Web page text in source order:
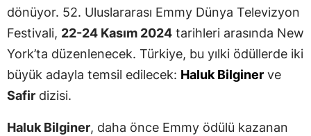
dönüyor. 52. Uluslararası Emmy Dünya Televizyon
Festivali, 22-24 Kasım 2024 tarihleri arasında New
York’ta düzenlenecek. Türkiye, bu yılki ödüllerde iki
büyük adayla temsil edilecek: Haluk Bilginer ve
Safir dizisi.
Haluk Bilginer, daha önce Emmy ödülü kazanan